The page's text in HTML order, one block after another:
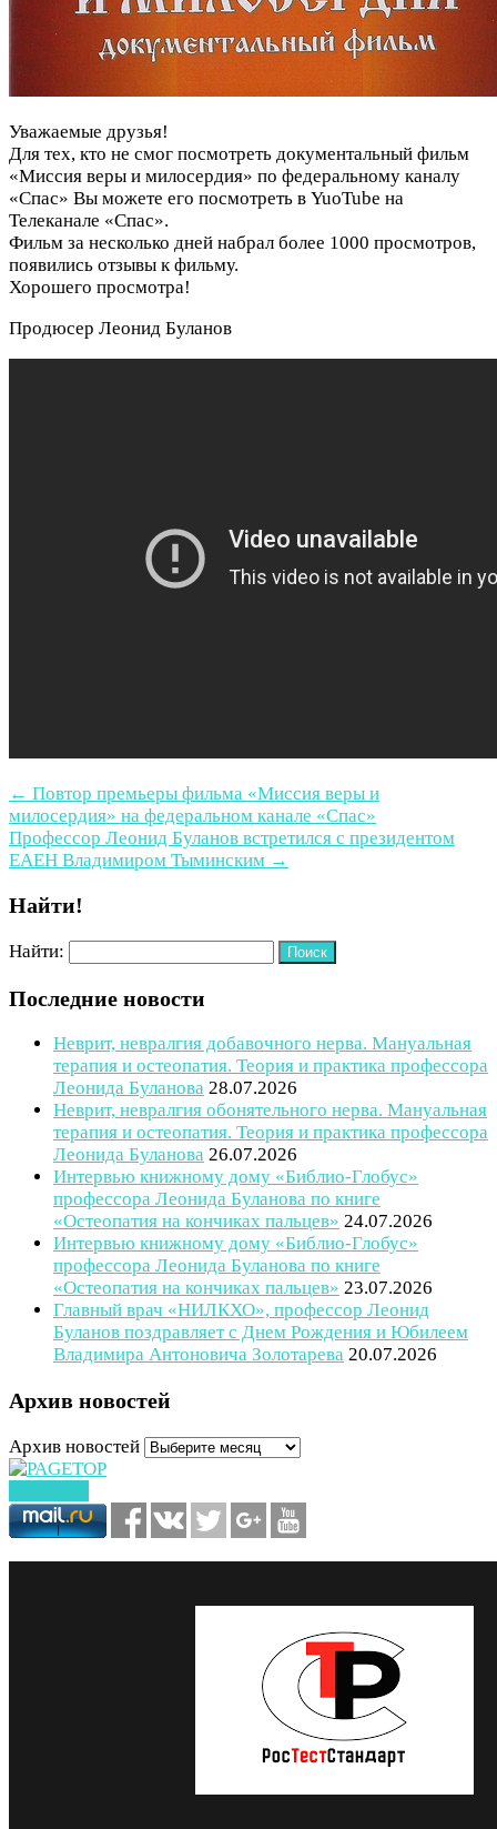
Уважаемые друзья!
Для тех, кто не смог посмотреть документальный фильм
«Миссия веры и милосердия» по федеральному каналу
«Спас» Вы можете его посмотреть в YuoTube на
Телеканале «Спас».
Фильм за несколько дней набрал более 1000 просмотров,
появились отзывы к фильму.
Хорошего просмотра!
Продюсер Леонид Буланов
← Повтор премьеры фильма «Миссия веры и
милосердия» на федеральном канале «Спас»
Профессор Леонид Буланов встретился с президентом
ЕАЕН Владимиром Тыминским →
Найти!
Найти:
Последние новости
Неврит, невралгия добавочного нерва. Мануальная
терапия и остеопатия. Теория и практика профессора
Леонида Буланова 28.07.2026
Неврит, невралгия обонятельного нерва. Мануальная
терапия и остеопатия. Теория и практика профессора
Леонида Буланова 26.07.2026
Интервью книжному дому «Библио-Глобус»
профессора Леонида Буланова по книге
«Остеопатия на кончиках пальцев» 24.07.2026
Интервью книжному дому «Библио-Глобус»
профессора Леонида Буланова по книге
«Остеопатия на кончиках пальцев» 23.07.2026
Главный врач «НИЛКХО», профессор Леонид
Буланов поздравляет с Днем Рождения и Юбилеем
Владимира Антоновича Золотарева 20.07.2026
Архив новостей
Архив новостей